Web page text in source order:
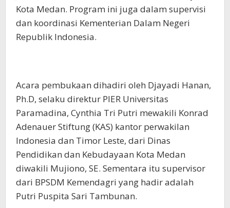
Kota Medan. Program ini juga dalam supervisi
dan koordinasi Kementerian Dalam Negeri
Republik Indonesia.
Acara pembukaan dihadiri oleh Djayadi Hanan,
Ph.D, selaku direktur PIER Universitas
Paramadina, Cynthia Tri Putri mewakili Konrad
Adenauer Stiftung (KAS) kantor perwakilan
Indonesia dan Timor Leste, dari Dinas
Pendidikan dan Kebudayaan Kota Medan
diwakili Mujiono, SE. Sementara itu supervisor
dari BPSDM Kemendagri yang hadir adalah
Putri Puspita Sari Tambunan.